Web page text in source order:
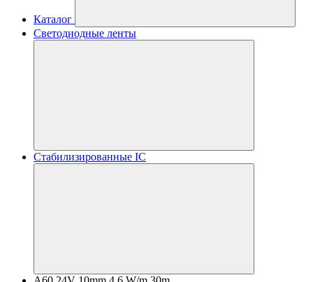
Каталог
Светодиодные ленты
Стабилизированные IC